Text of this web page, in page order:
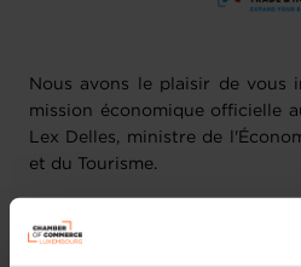
Nous avons le plaisir de vous
mission économique officielle
Lex Delles, ministre de
et du Tourisme.
Cette mission s'inscrit dans
intensification des